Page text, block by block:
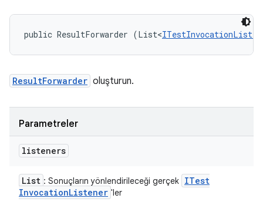
public ResultForwarder (List<
ResultForwarder oluşturun.
Parametreler
listeners
List : Sonuçların yönlendirileceği gerçek ITest
InvocationListener 'ler